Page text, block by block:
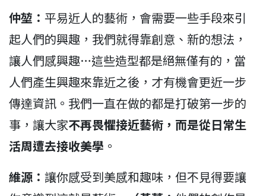
仲堃： 平易近人的藝術，會需要一些手段來引
起人們的興趣，我們就得靠創意、新的想法，
讓人們感興趣…這些造型都是絕無僅有的，當
人們產生興趣來靠近之後，才有機會更近一步
傳達資訊。我們一直在做的都是打破第一步的
事，讓大家不再畏懼接近藝術，而是從日常生
活周遭去接收美學 。
維源： 讓你感受到美感和趣味，但不見得要讓